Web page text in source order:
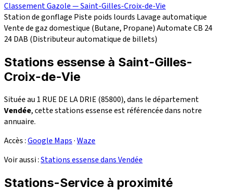
Classement Gazole — Saint-Gilles-Croix-de-Vie
Station de gonflage Piste poids lourds Lavage automatique
Vente de gaz domestique (Butane, Propane)Automate CB 24
24DAB (Distributeur automatique de billets)
Stations essense à Saint-Gilles-
Croix-de-Vie
Située au 1 RUE DE LA DRIE (85800), dans le département
Vendée, cette stations essense est référencée dans notre
annuaire.
Accès :Google Maps·Waze
Voir aussi :Stations essense dans Vendée
Stations-Service à proximité